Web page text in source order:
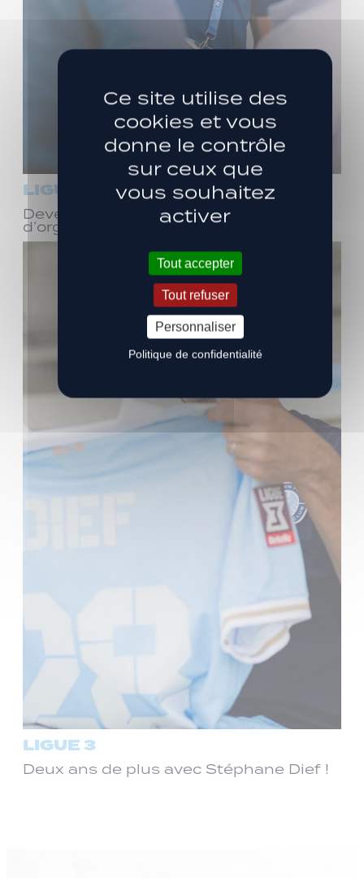
LIGUE 3
Devenez bénévole ! Réunion
d’organisation le samedi 8 août
LIGUE 3
Deux ans de plus avec Stéphane Dief !
Ce site utilise des
cookies et vous
donne le contrôle
sur ceux que
vous souhaitez
activer
Tout accepter
Tout refuser
Personnaliser
Politique de confidentialité